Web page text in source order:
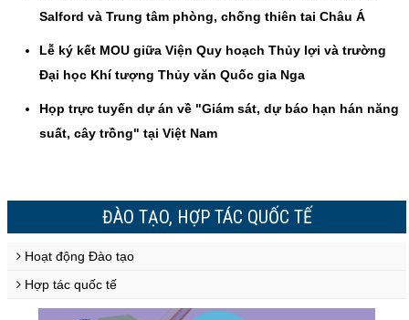
Salford và Trung tâm phòng, chống thiên tai Châu Á
Lễ ký kết MOU giữa Viện Quy hoạch Thủy lợi và trường
Đại học Khí tượng Thủy văn Quốc gia Nga
Họp trực tuyến dự án về "Giám sát, dự báo hạn hán năng
suất, cây trồng" tại Việt Nam
ĐÀO TẠO, HỢP TÁC QUỐC TẾ
Hoạt động Đào tạo
Hợp tác quốc tế